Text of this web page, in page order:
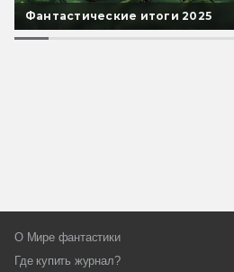
Фантастические итоги 2025
О Мире фантастики
Где купить журнал?